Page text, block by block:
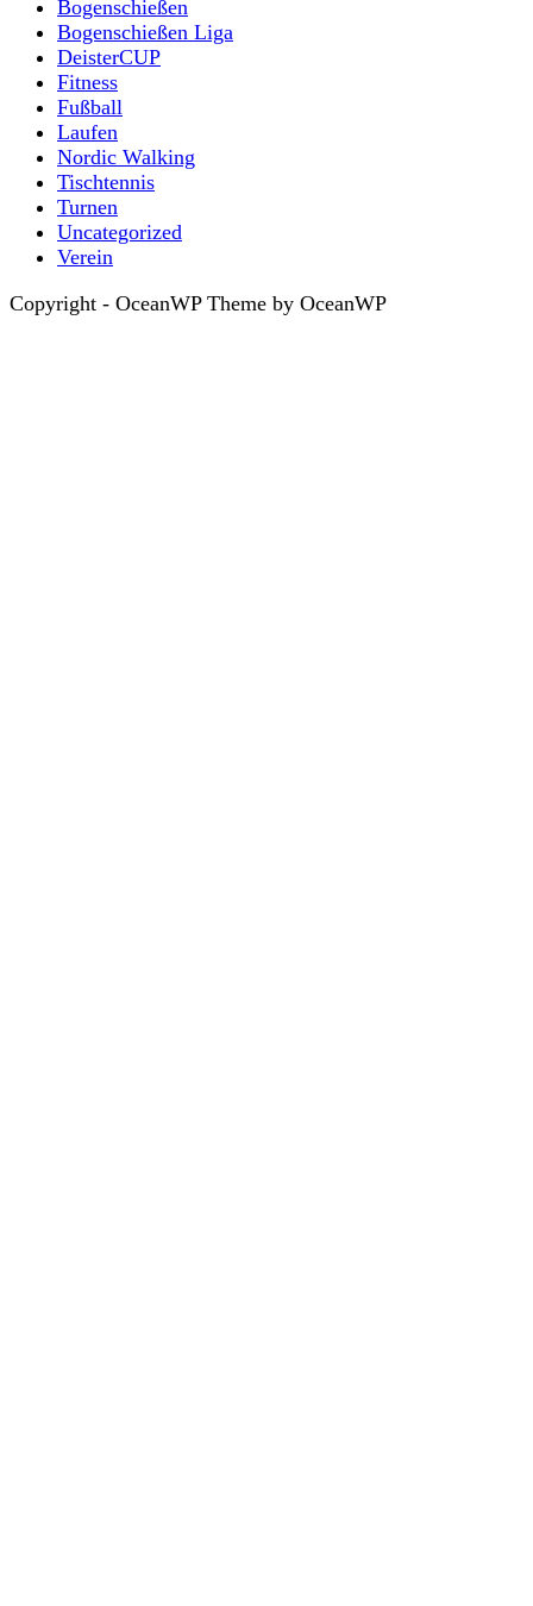
Bogenschießen
Bogenschießen Liga
DeisterCUP
Fitness
Fußball
Laufen
Nordic Walking
Tischtennis
Turnen
Uncategorized
Verein
Copyright - OceanWP Theme by OceanWP